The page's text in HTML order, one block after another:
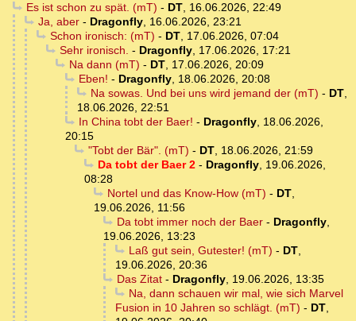
Es ist schon zu spät. (mT) - DT, 16.06.2026, 22:49
Ja, aber- Dragonfly, 16.06.2026, 23:21
Schon ironisch: (mT) - DT, 17.06.2026, 07:04
Sehr ironisch. - Dragonfly, 17.06.2026, 17:21
Na dann (mT) - DT, 17.06.2026, 20:09
Eben! - Dragonfly, 18.06.2026, 20:08
Na sowas. Und bei uns wird jemand der (mT) - DT,
18.06.2026, 22:51
In China tobt der Baer! - Dragonfly, 18.06.2026,
20:15
"Tobt der Bär". (mT) - DT, 18.06.2026, 21:59
Da tobt der Baer 2- Dragonfly, 19.06.2026,
08:28
Nortel und das Know-How (mT) - DT,
19.06.2026, 11:56
Da tobt immer noch der Baer- Dragonfly,
19.06.2026, 13:23
Laß gut sein, Gutester! (mT) - DT,
19.06.2026, 20:36
Das Zitat- Dragonfly, 19.06.2026, 13:35
Na, dann schauen wir mal, wie sich Marvel
Fusion in 10 Jahren so schlägt. (mT) - DT,